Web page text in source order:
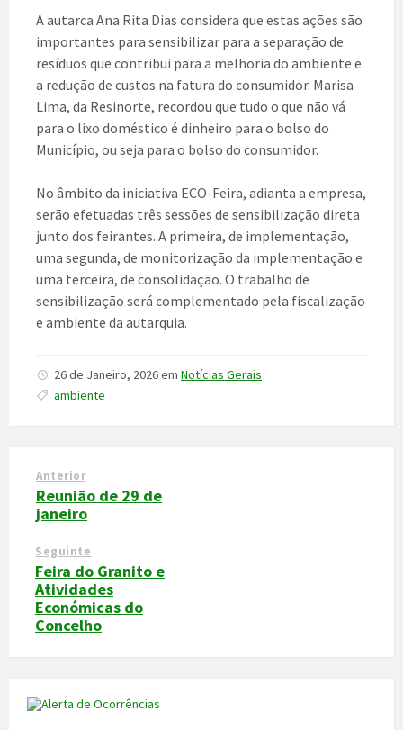
A autarca Ana Rita Dias considera que estas ações são
importantes para sensibilizar para a separação de
resíduos que contribui para a melhoria do ambiente e
a redução de custos na fatura do consumidor. Marisa
Lima, da Resinorte, recordou que tudo o que não vá
para o lixo doméstico é dinheiro para o bolso do
Município, ou seja para o bolso do consumidor.
No âmbito da iniciativa ECO-Feira, adianta a empresa,
serão efetuadas três sessões de sensibilização direta
junto dos feirantes. A primeira, de implementação,
uma segunda, de monitorização da implementação e
uma terceira, de consolidação. O trabalho de
sensibilização será complementado pela fiscalização
e ambiente da autarquia.
26 de Janeiro, 2026em Notícias Gerais
ambiente
Anterior
Reunião de 29 de
janeiro
Seguinte
Feira do Granito e
Atividades
Económicas do
Concelho